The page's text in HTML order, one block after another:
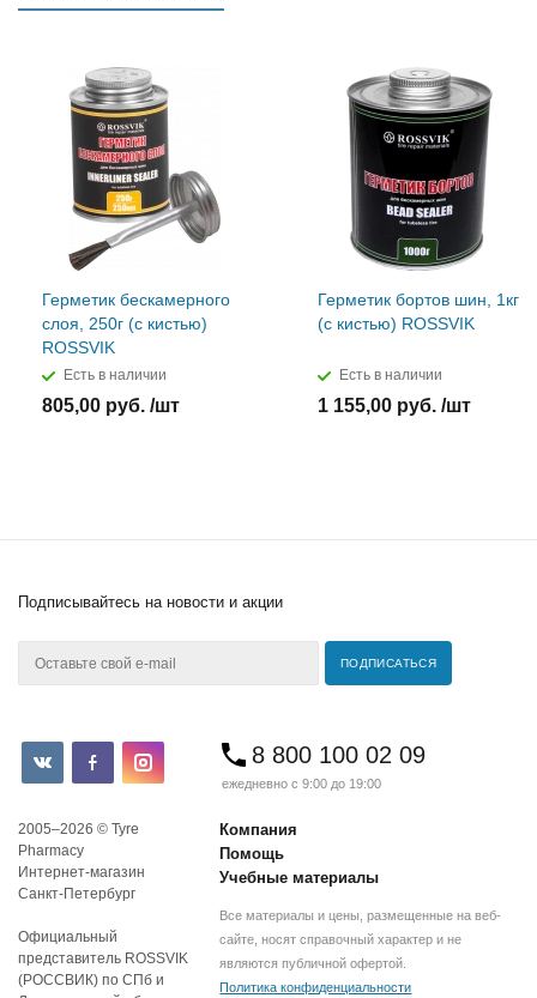
Герметик бескамерного
слоя, 250г (с кистью)
ROSSVIK
Есть в наличии
805,00 руб. /шт
Герметик бортов шин, 1кг
(с кистью) ROSSVIK
Есть в наличии
1 155,00 руб. /шт
Подписывайтесь на новости и акции
8 800 100 02 09
ежедневно с 9:00 до 19:00
2005–2026 © Tyre
Pharmacy
Интернет-магазин
Санкт-Петербург
Официальный
представитель ROSSVIK
(РОССВИК) по СПб и
Компания
Помощь
Учебные материалы
Все материалы и цены, размещенные на веб-
сайте, носят справочный характер и не
являются публичной офертой.
Политика конфиденциальности